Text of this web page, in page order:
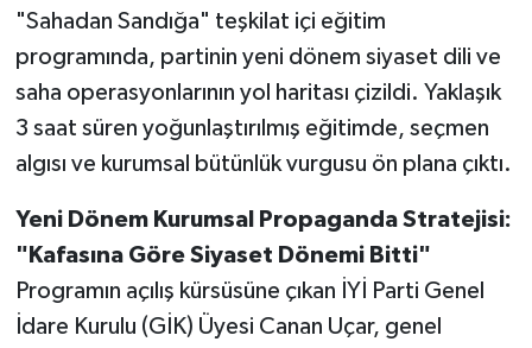
"Sahadan Sandığa" teşkilat içi eğitim
programında, partinin yeni dönem siyaset dili ve
saha operasyonlarının yol haritası çizildi. Yaklaşık
3 saat süren yoğunlaştırılmış eğitimde, seçmen
algısı ve kurumsal bütünlük vurgusu ön plana çıktı.
Yeni Dönem Kurumsal Propaganda Stratejisi:
"Kafasına Göre Siyaset Dönemi Bitti"
Programın açılış kürsüsüne çıkan İYİ Parti Genel
İdare Kurulu (GİK) Üyesi Canan Uçar, genel